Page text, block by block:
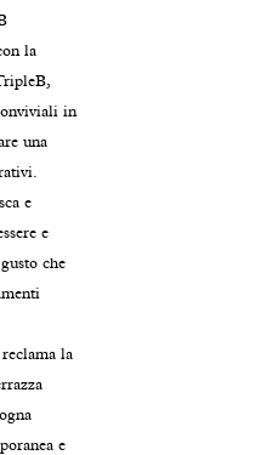
la
in
una
e
e
che
la
e